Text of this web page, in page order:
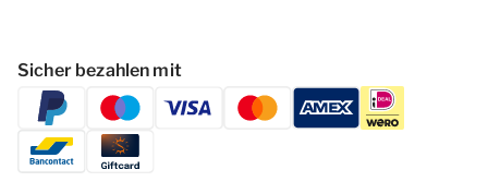
Sicher bezahlen mit